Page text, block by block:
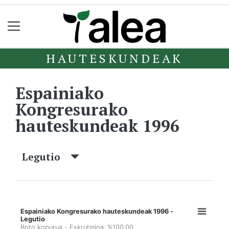
HAUTESKUNDEAK
Espainiako
Kongresurako
hauteskundeak 1996
Legutio
Espainiako Kongresurako hauteskundeak 1996 -
Legutio
Boto kopurua - Eskrutinioa: %100,00